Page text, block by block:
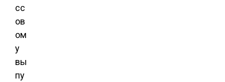
сс
ов
ом
у
вы
пу